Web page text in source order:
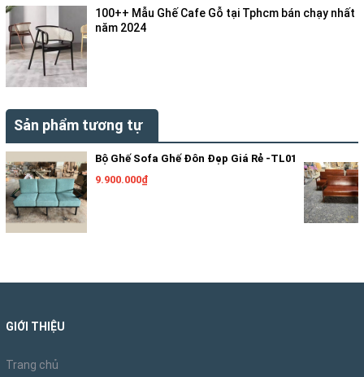
100++ Mẫu Ghế Cafe Gỗ tại Tphcm bán chạy nhất
năm 2024
Sản phẩm tương tự
Bộ Ghế Sofa Ghế Đôn Đẹp Giá Rẻ -TL01
9.900.000₫
GIỚI THIỆU
Trang chủ